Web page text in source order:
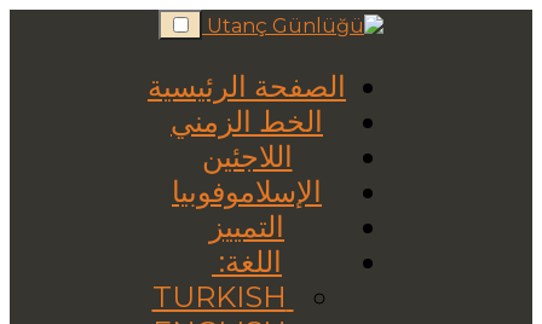
Skip
to
الصفحة الرئيسية
الخط الزمني
اللاجئين
الإسلاموفوبيا
التمييز
اللغة: